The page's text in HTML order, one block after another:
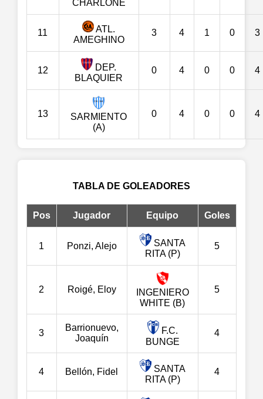
CHARLONE
11
ATL.
AMEGHINO
3 4 1 0 3
12
DEP.
BLAQUIER
0 4 0 0 4
13
SARMIENTO
(A)
0 4 0 0 4
TABLA DE GOLEADORES
Pos Jugador Equipo Goles
1 Ponzi, Alejo
SANTA
RITA (P)
5
2 Roigé, Eloy
INGENIERO
WHITE (B)
5
3
Barrionuevo,
Joaquín
F.C.
BUNGE
4
4 Bellón, Fidel
SANTA
RITA (P)
4